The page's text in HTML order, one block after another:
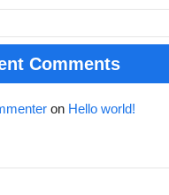
Comments
on Hello world!